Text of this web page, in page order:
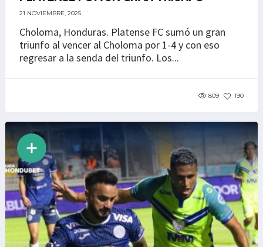
21 NOVIEMBRE, 2025
Choloma, Honduras. Platense FC sumó un gran
triunfo al vencer al Choloma por 1-4 y con eso
regresar a la senda del triunfo. Los...
809 190